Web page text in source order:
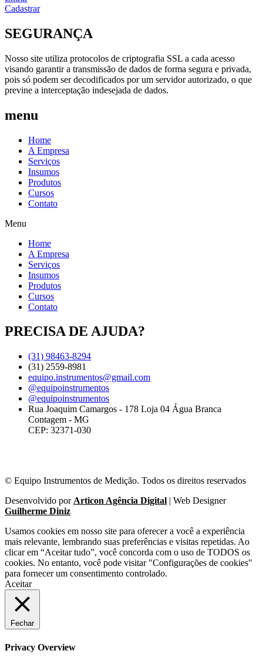
Cadastrar
SEGURANÇA
Nosso site utiliza protocolos de criptografia SSL a cada acesso
visando garantir a transmissão de dados de forma segura e privada,
pois só podem ser decodificados por um servidor autorizado, o que
previne a interceptação indesejada de dados.
menu
Home
A Empresa
Serviços
Insumos
Produtos
Cursos
Contato
Menu
Home
A Empresa
Serviços
Insumos
Produtos
Cursos
Contato
PRECISA DE AJUDA?
(31) 98463-8294
(31) 2559-8981
equipo.instrumentos@gmail.com
@equipoinstrumentos
@equipoinstrumentos
Rua Joaquim Camargos - 178 Loja 04 Água Branca
Contagem - MG
CEP: 32371-030
© Equipo Instrumentos de Medição. Todos os direitos reservados
Desenvolvido por Articon Agência Digital | Web Designer
Guilherme Diniz
Usamos cookies em nosso site para oferecer a você a experiência
mais relevante, lembrando suas preferências e visitas repetidas. Ao
clicar em “Aceitar tudo”, você concorda com o uso de TODOS os
cookies. No entanto, você pode visitar "Configurações de cookies"
para fornecer um consentimento controlado.
Aceitar
Fechar
Privacy Overview